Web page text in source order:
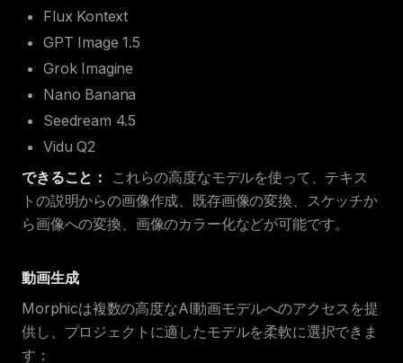
Flux Kontext
GPT Image 1.5
Grok Imagine
Nano Banana
Seedream 4.5
Vidu Q2
できること：
これらの高度なモデルを使って、テキス
トの説明からの画像作成、既存画像の変換、スケッチか
ら画像への変換、画像のカラー化などが可能です。
動画生成
Morphicは複数の高度なAI動画モデルへのアクセスを提
供し、プロジェクトに適したモデルを柔軟に選択できま
す：